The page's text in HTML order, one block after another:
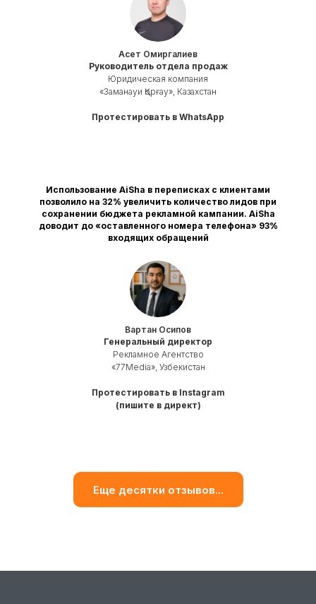
Асет Омиргалиев
Руководитель отдела продаж
Юридическая компания
«Заманауи Қорғау», Казахстан
Протестировать в WhatsApp
Использование AiSha в переписках с клиентами
позволило на 32% увеличить количество лидов при
сохранении бюджета рекламной кампании. AiSha
доводит до «оставленного номера телефона» 93%
входящих обращений
Вартан Осипов
Генеральный директор
Рекламное Агентство
«77Media», Узбекистан
Протестировать в Instagram
(пишите в директ)
Еще десятки отзывов...